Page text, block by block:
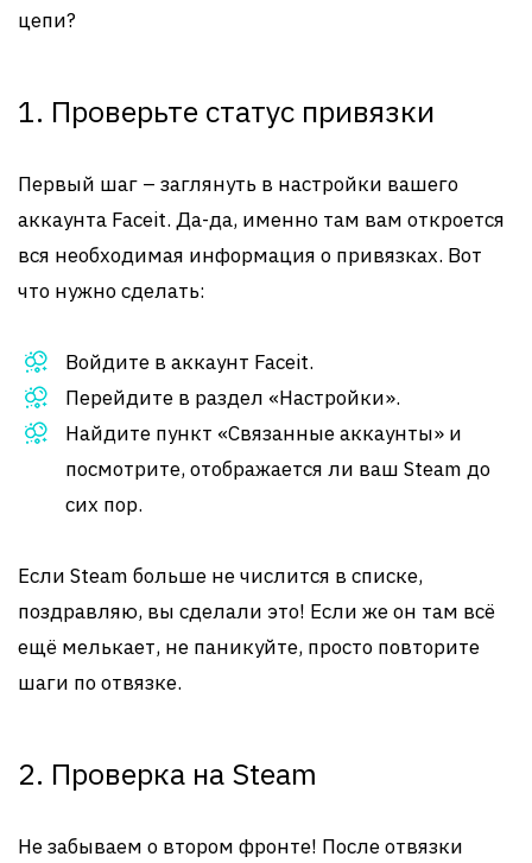
цепи?
1. Проверьте статус привязки
Первый шаг – заглянуть в настройки вашего
аккаунта Faceit. Да-да, именно там вам откроется
вся необходимая информация о привязках. Вот
что нужно сделать:
Войдите в аккаунт Faceit.
Перейдите в раздел «Настройки».
Найдите пункт «Связанные аккаунты» и
посмотрите, отображается ли ваш Steam до
сих пор.
Если Steam больше не числится в списке,
поздравляю, вы сделали это! Если же он там всё
ещё мелькает, не паникуйте, просто повторите
шаги по отвязке.
2. Проверка на Steam
Не забываем о втором фронте! После отвязки